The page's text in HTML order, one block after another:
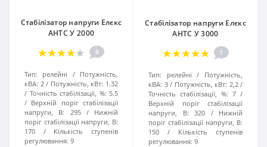
Стабілізатор напруги Елєкс
АНТС У 2000
6
Тип: релейні
Потужність,
кВА: 2 Потужність, кВт: 1.32
Точність стабілізації, %: 5.5
Верхній поріг стабілізації
напруги, В:
295
Нижній
поріг стабілізації напруги, В:
170
Кількість ступенів
регулювання: 9
Стабілізатор напруги Елєкс
АНТС У 3000
1
Тип: релейні
Потужність,
кВА: 3 Потужність, кВт: 2,2
Точність стабілізації, %: 7
Верхній поріг стабілізації
напруги, В:
320
Нижній
поріг стабілізації напруги, В:
150
Кількість ступенів
регулювання: 9